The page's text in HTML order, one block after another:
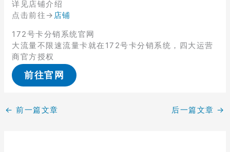
详见店铺介绍
点击前往→ 店铺
172号卡分销系统官网
大流量不限速流量卡就在172号卡分销系统，四大运营
商官方授权
前往官网
← 前一篇文章 后一篇文章 →